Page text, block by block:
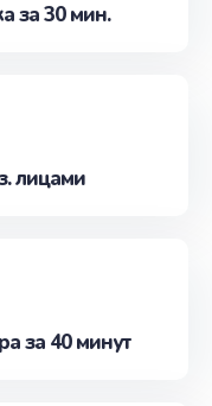
за 30 мин.
лицами
за 40 минут